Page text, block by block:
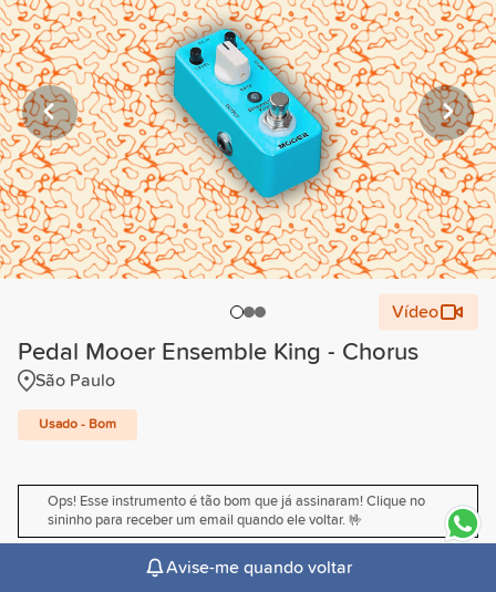
Vídeo
Pedal Mooer Ensemble King - Chorus
São Paulo
Usado - Bom
Ops! Esse instrumento é tão bom que já assinaram! Clique no
sininho para receber um email quando ele voltar. 🤟
Avise-me quando voltar